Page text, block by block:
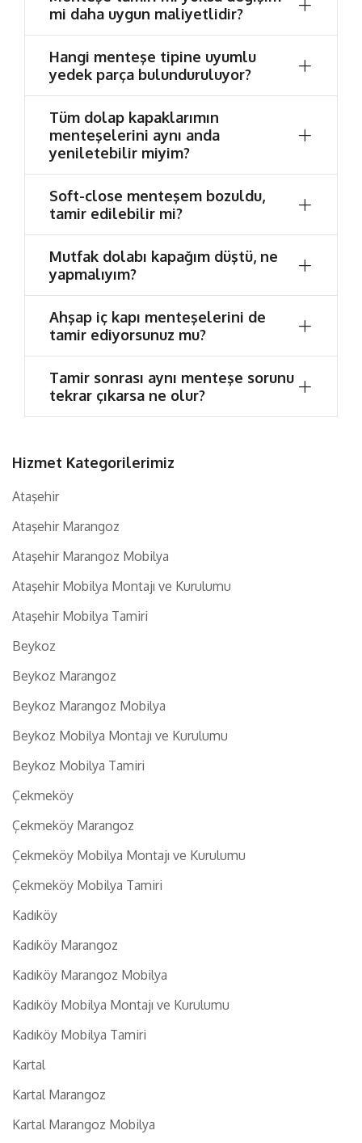
mi daha uygun maliyetlidir?
Hangi menteşe tipine uyumlu
yedek parça bulunduruluyor?
Tüm dolap kapaklarımın
menteşelerini aynı anda
yeniletebilir miyim?
Soft-close menteşem bozuldu,
tamir edilebilir mi?
Mutfak dolabı kapağım düştü, ne
yapmalıyım?
Ahşap iç kapı menteşelerini de
tamir ediyorsunuz mu?
Tamir sonrası aynı menteşe sorunu
tekrar çıkarsa ne olur?
Hizmet Kategorilerimiz
Ataşehir
Ataşehir Marangoz
Ataşehir Marangoz Mobilya
Ataşehir Mobilya Montajı ve Kurulumu
Ataşehir Mobilya Tamiri
Beykoz
Beykoz Marangoz
Beykoz Marangoz Mobilya
Beykoz Mobilya Montajı ve Kurulumu
Beykoz Mobilya Tamiri
Çekmeköy
Çekmeköy Marangoz
Çekmeköy Mobilya Montajı ve Kurulumu
Çekmeköy Mobilya Tamiri
Kadıköy
Kadıköy Marangoz
Kadıköy Marangoz Mobilya
Kadıköy Mobilya Montajı ve Kurulumu
Kadıköy Mobilya Tamiri
Kartal
Kartal Marangoz
Kartal Marangoz Mobilya